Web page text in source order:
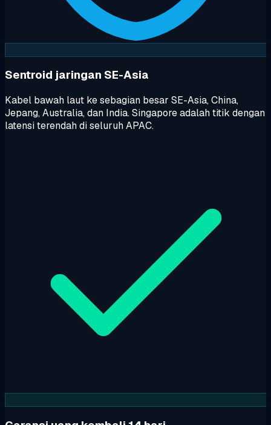
Sentroid jaringan SE-Asia
Kabel bawah laut ke sebagian besar SE-Asia, China,
Jepang, Australia, dan India. Singapore adalah titik dengan
latensi terendah di seluruh APAC.